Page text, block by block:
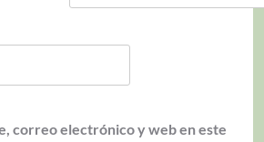
correo electrónico y web en este